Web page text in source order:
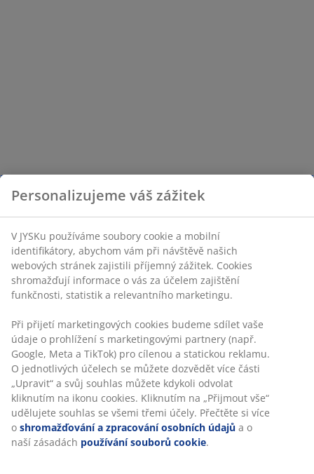
Personalizujeme váš zážitek
V JYSKu používáme soubory cookie a mobilní
identifikátory, abychom vám při návštěvě našich
webových stránek zajistili příjemný zážitek. Cookies
shromažďují informace o vás za účelem zajištění
funkčnosti, statistik a relevantního marketingu.
Při přijetí marketingových cookies budeme sdílet vaše
údaje o prohlížení s marketingovými partnery (např.
Google, Meta a TikTok) pro cílenou a statickou reklamu.
O jednotlivých účelech se můžete dozvědět více části
„Upravit“ a svůj souhlas můžete kdykoli odvolat
kliknutím na ikonu cookies. Kliknutím na „Přijmout vše“
udělujete souhlas se všemi třemi účely. Přečtěte si více
o shromažďování a zpracování osobních údajů a o
naší zásadách používání souborů cookie.